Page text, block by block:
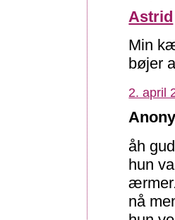
Astrid
Min
bøjer
2. april
åh
hun
nå